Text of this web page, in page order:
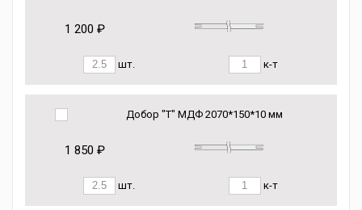
1 200 ₽
шт. к-т
Добор "Т" МДФ 2070*150*10 мм
1 850 ₽
шт. к-т